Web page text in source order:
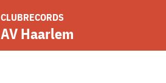
CLUBRECORDS
AV Haarlem